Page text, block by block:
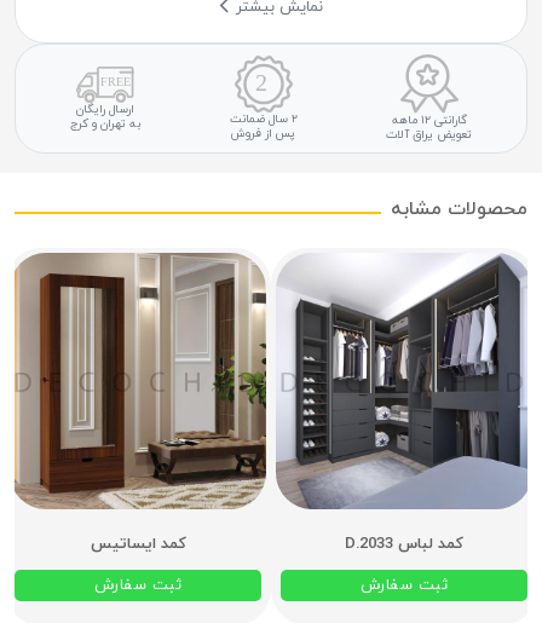
نمایش بیشتر
گارانتی ۱۲ ماهه
تعویض یراق آلات
۲ سال ضمانت
پس از فروش
ارسال رایگان
به تهران و کرج
محصولات مشابه
کمد لباس D.2033
ثبت سفارش
کمد ایساتیس
ثبت سفارش